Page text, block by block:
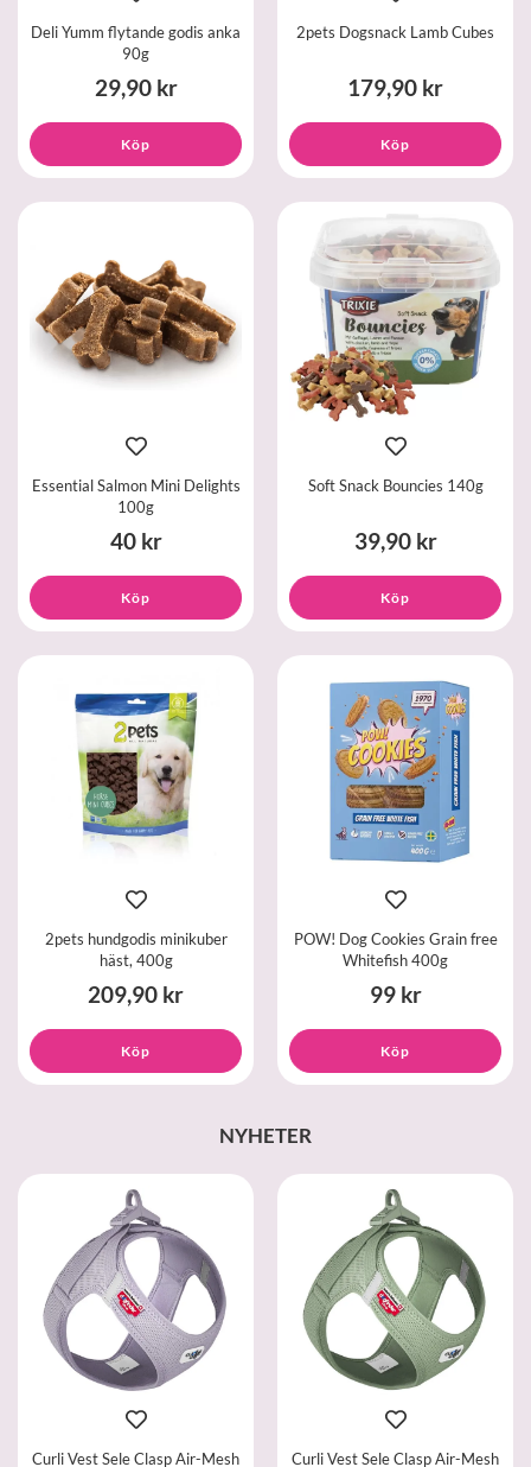
Deli Yumm flytande godis anka
90g
29,90 kr
Köp
2pets Dogsnack Lamb Cubes
179,90 kr
Köp
Essential Salmon Mini Delights
100g
40 kr
Köp
Soft Snack Bouncies 140g
39,90 kr
Köp
2pets hundgodis minikuber
häst, 400g
209,90 kr
Köp
POW! Dog Cookies Grain free
Whitefish 400g
99 kr
Köp
NYHETER
Curli Vest Sele Clasp Air-Mesh Curli Vest Sele Clasp Air-Mesh